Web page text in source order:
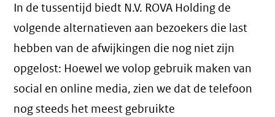
In de tussentijd biedt N.V. ROVA Holding de
volgende alternatieven aan bezoekers die last
hebben van de afwijkingen die nog niet zijn
opgelost: Hoewel we volop gebruik maken van
social en online media, zien we dat de telefoon
nog steeds het meest gebruikte